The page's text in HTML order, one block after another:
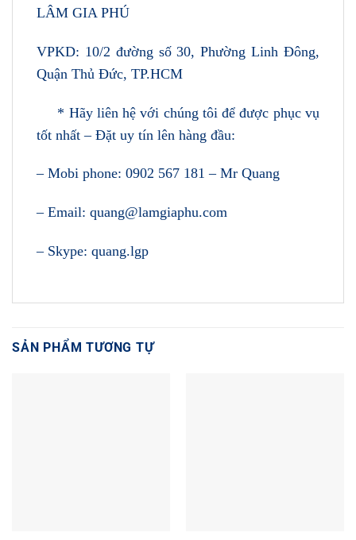
LÂM GIA PHÚ
VPKD: 10/2 đường số 30, Phường Linh Đông,
Quận Thủ Đức, TP.HCM
* Hãy liên hệ với chúng tôi để được phục vụ
tốt nhất – Đặt uy tín lên hàng đầu:
– Mobi phone: 0902 567 181 – Mr Quang
– Email: quang@lamgiaphu.com
– Skype: quang.lgp
SẢN PHẨM TƯƠNG TỰ